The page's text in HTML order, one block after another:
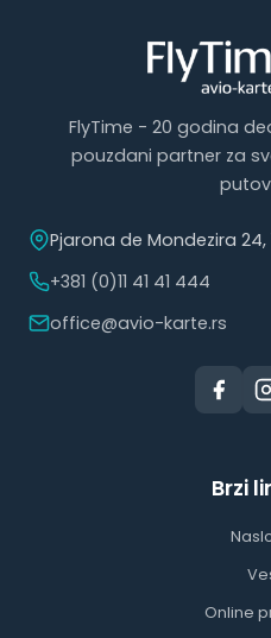
FlyTime - 20 godina
pouzdani partner za
Pjarona de Mondezira 24,
+381 (0)11 41 41 444
office@avio-karte.rs
Brzi
Online